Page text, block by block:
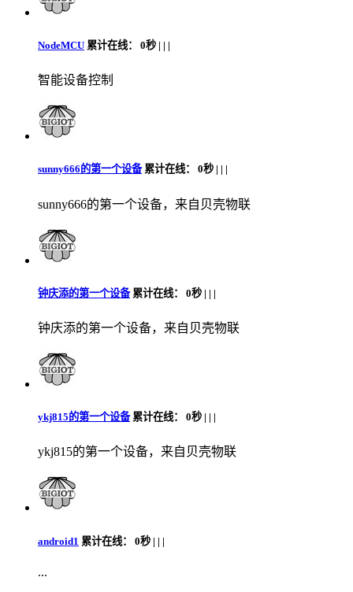
NodeMCU 累计在线： 0秒 | | |
智能设备控制
sunny666的第一个设备累计在线： 0秒 | | |
sunny666的第一个设备，来自贝壳物联
钟庆添的第一个设备累计在线： 0秒 | | |
钟庆添的第一个设备，来自贝壳物联
ykj815的第一个设备累计在线： 0秒 | | |
ykj815的第一个设备，来自贝壳物联
android1 累计在线： 0秒 | | |
...